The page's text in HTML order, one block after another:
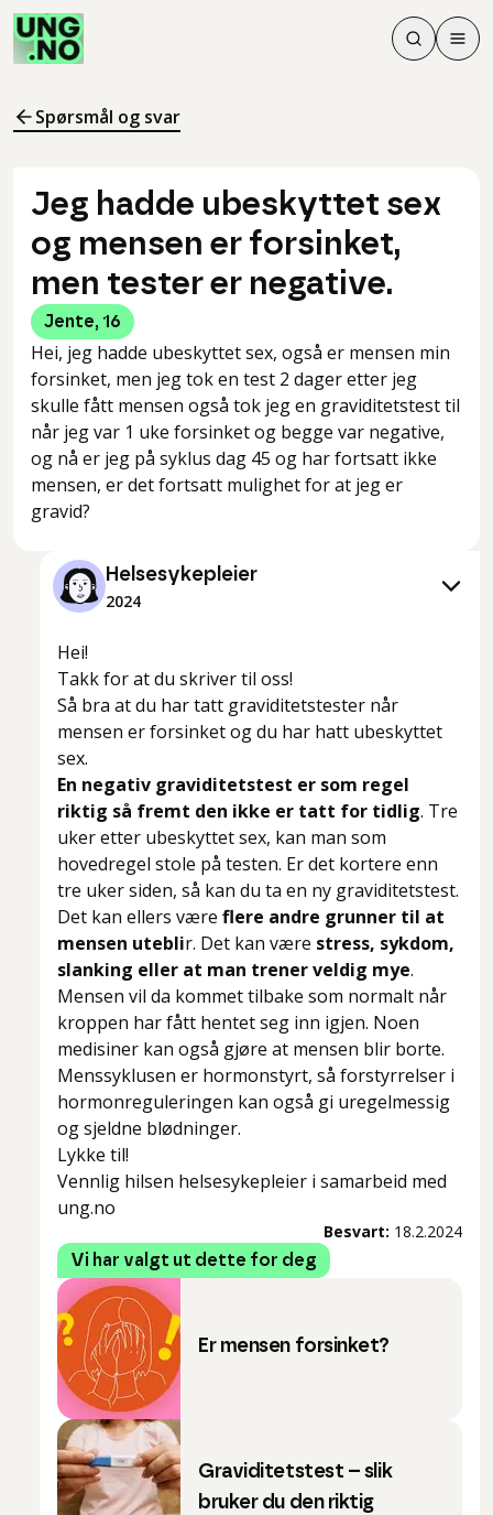
Søk
Søk
Meny
Spørsmål og svar
Jeg hadde ubeskyttet sex
og mensen er forsinket,
men tester er negative.
Jente, 16
Hei, jeg hadde ubeskyttet sex, også er mensen min
forsinket, men jeg tok en test 2 dager etter jeg
skulle fått mensen også tok jeg en graviditetstest til
når jeg var 1 uke forsinket og begge var negative,
og nå er jeg på syklus dag 45 og har fortsatt ikke
mensen, er det fortsatt mulighet for at jeg er
gravid?
Helsesykepleier
2024
Hei!
Takk for at du skriver til oss!
Så bra at du har tatt graviditetstester når
mensen er forsinket og du har hatt ubeskyttet
sex.
En negativ graviditetstest er som regel
riktig så fremt den ikke er tatt for tidlig. Tre
uker etter ubeskyttet sex, kan man som
hovedregel stole på testen. Er det kortere enn
tre uker siden, så kan du ta en ny graviditetstest.
Det kan ellers være flere andre grunner til at
mensen uteblir. Det kan være stress, sykdom,
slanking eller at man trener veldig mye.
Mensen vil da kommet tilbake som normalt når
kroppen har fått hentet seg inn igjen. Noen
medisiner kan også gjøre at mensen blir borte.
Menssyklusen er hormonstyrt, så forstyrrelser i
hormonreguleringen kan også gi uregelmessig
og sjeldne blødninger.
Lykke til!
Vennlig hilsen helsesykepleier i samarbeid med
ung.no
Besvart: 18.2.2024
Vi har valgt ut dette for deg
Er mensen forsinket?
Graviditetstest – slik
bruker du den riktig